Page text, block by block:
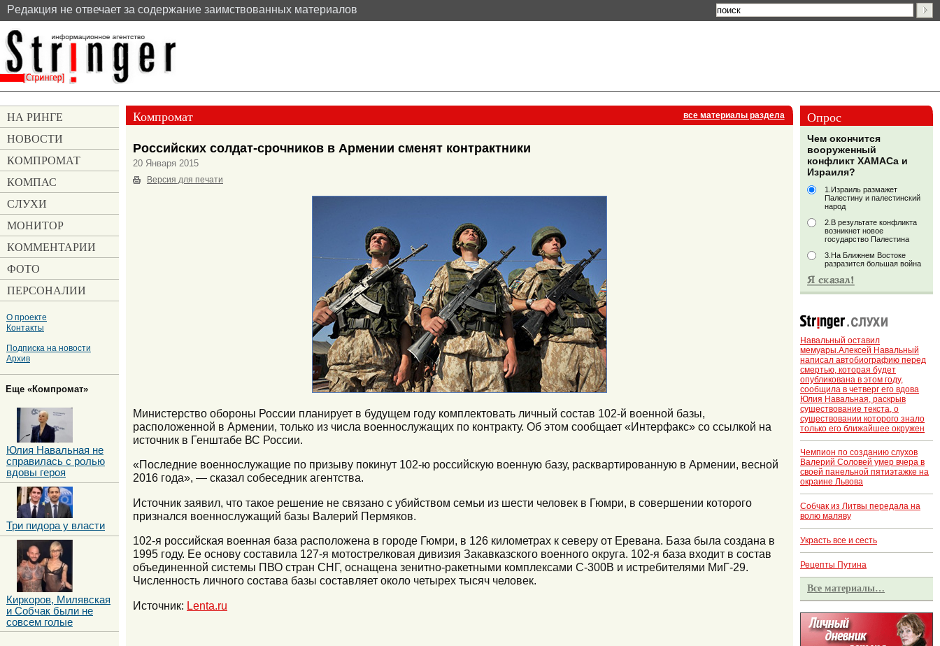
Pедакция не отвечает за содержание заимствованных материалов
Компромат все материалы раздела
Российских солдат-срочников в Армении сменят контрактники
20 Января 2015
Версия для печати
Министерство обороны России планирует в будущем году комплектовать личный состав 102-й военной базы,
расположенной в Армении, только из числа военнослужащих по контракту. Об этом сообщает «Интерфакс» со ссылкой на
источник в Генштабе ВС России.
«Последние военнослужащие по призыву покинут 102-ю российскую военную базу, расквартированную в Армении, весной
2016 года», — сказал собеседник агентства.
Источник заявил, что такое решение не связано с убийством семьи из шести человек в Гюмри, в совершении которого
признался военнослужащий базы Валерий Пермяков.
102-я российская военная база расположена в городе Гюмри, в 126 километрах к северу от Еревана. База была создана в
1995 году. Ее основу составила 127-я мотострелковая дивизия Закавказского военного округа. 102-я база входит в состав
объединенной системы ПВО стран СНГ, оснащена зенитно-ракетными комплексами С-300В и истребителями МиГ-29.
Численность личного состава базы составляет около четырех тысяч человек.
Источник: Lenta.ru
Опрос
Чем окончится
вооруженный
конфликт ХАМАСа и
Израиля?
1.Израиль размажет
Палестину и палестинский
народ
2.В результате конфликта
возникнет новое
государство Палестина
3.На Ближнем Востоке
разразится большая война
Навальный оставил
мемуары.Алексей Навальный
написал автобиографию перед
смертью, которая будет
опубликована в этом году,
сообщила в четверг его вдова
Юлия Навальная, раскрыв
существование текста, о
существовании которого знало
только его ближайшее окружен
Чемпион по созданию слухов
Валерий Соловей умер вчера в
своей панельной пятиэтажке на
окраине Львова
Собчак из Литвы передала на
волю маляву
Украсть все и сесть
Рецепты Путина
Все материалы…
НА РИНГЕ
НОВОСТИ
КОМПРОМАТ
КОМПАС
СЛУХИ
МОНИТОР
КОММЕНТАРИИ
ФОТО
ПЕРСОНАЛИИ
О проекте
Контакты
Подписка на новости
Архив
Еще «Компромат»
Юлия Навальная не
справилась с ролью
вдовы героя
Три пидора у власти
Киркоров, Милявская
и Собчак были не
совсем голые